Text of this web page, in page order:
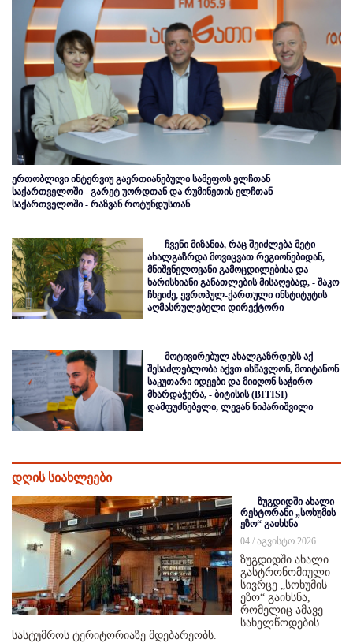
ერთობლივი ინტერვიუ გაერთიანებული სამეფოს ელჩთან
საქართველოში - გარეტ უორდთან და რუმინეთის ელჩთან
საქართველოში - რაზვან როტუნდუსთან
ჩვენი მიზანია, რაც შეიძლება მეტი
ახალგაზრდა მოვიცვათ რეგიონებიდან,
მნიშვნელოვანი გამოცდილებისა და
ხარისხიანი განათლების მისაღებად, - შაკო
ჩხეიძე, ევროპულ-ქართული ინსტიტუტის
აღმასრულებელი დირექტორი
მოტივირებულ ახალგაზრდებს აქ
შესაძლებლობა აქვთ ისწავლონ, მოიტანონ
საკუთარი იდეები და მიიღონ საჭირო
მხარდაჭერა, - ბიტისის (BITISI)
დამფუძნებელი, ლევან ნიპარიშვილი
დღის სიახლეები
ზუგდიდში ახალი
რესტორანი „სოხუმის
ეზო“ გაიხსნა
04 / აგვისტო 2026
ზუგდიდში ახალი
გასტრონომიული
სივრცე „სოხუმის
ეზო“ გაიხსნა,
რომელიც ამავე
სახელწოდების
სასტუმროს ტერიტორიაზე მდებარეობს.